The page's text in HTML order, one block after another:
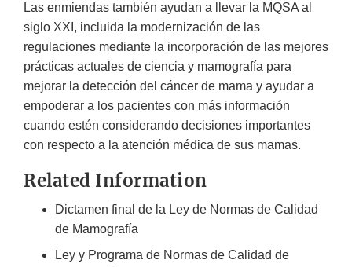
Las enmiendas también ayudan a llevar la MQSA al
siglo XXI, incluida la modernización de las
regulaciones mediante la incorporación de las mejores
prácticas actuales de ciencia y mamografía para
mejorar la detección del cáncer de mama y ayudar a
empoderar a los pacientes con más información
cuando estén considerando decisiones importantes
con respecto a la atención médica de sus mamas.
Related Information
Dictamen final de la Ley de Normas de Calidad
de Mamografía
Ley y Programa de Normas de Calidad de